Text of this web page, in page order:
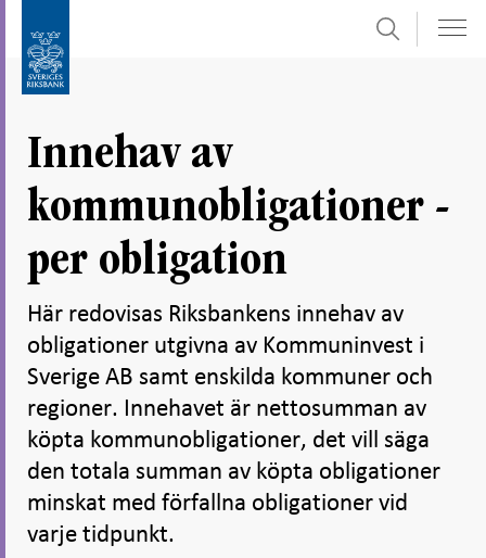
direkt
undersidor
Sök
Innehav av
kommunobligationer -
per obligation
Här redovisas Riksbankens innehav av
obligationer utgivna av Kommuninvest i
Sverige AB samt enskilda kommuner och
regioner. Innehavet är nettosumman av
köpta kommunobligationer, det vill säga
den totala summan av köpta obligationer
minskat med förfallna obligationer vid
varje tidpunkt.